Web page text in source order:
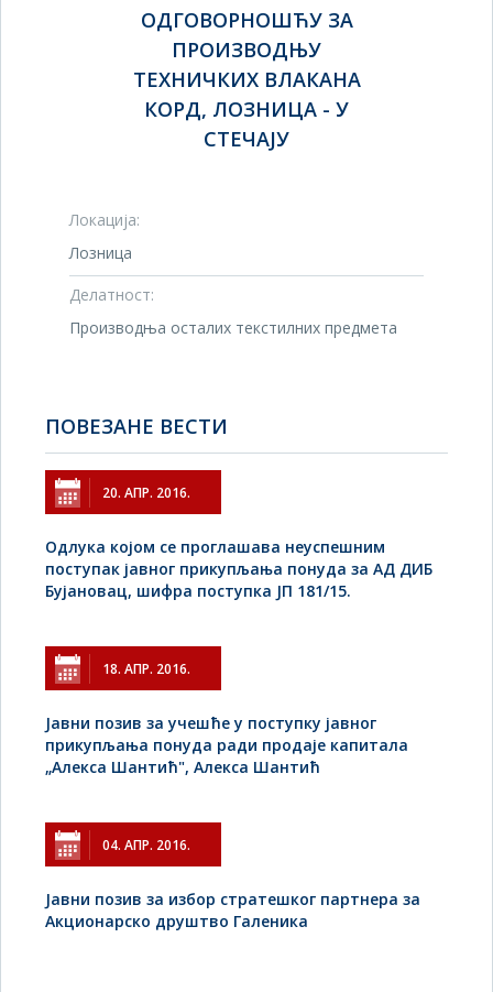
ОДГОВОРНОШЋУ ЗА
ПРОИЗВОДЊУ
ТЕХНИЧКИХ ВЛАКАНА
КОРД, ЛОЗНИЦА - У
СТЕЧАЈУ
Локација:
Лозница
Делатност:
Производња осталих текстилних предмета
ПОВЕЗАНЕ ВЕСТИ
20. АПР. 2016.
Одлука којом се проглашава неуспешним
поступак јавног прикупљања понуда за АД ДИБ
Бујановац, шифра поступка ЈП 181/15.
18. АПР. 2016.
Jавни позив за учешће у поступку јавног
прикупљања понуда ради продаје капитала
„Алекса Шантић", Алекса Шантић
04. АПР. 2016.
Јавни позив за избор стратешког партнера за
Акционарско друштво Галеника